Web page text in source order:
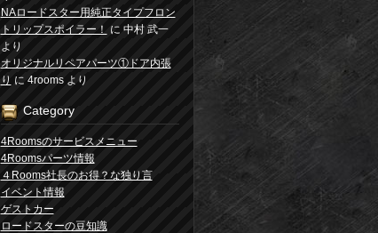
NAロードスター用純正タイプフロン
トリップスポイラー！
に 中村 武一
より
オリジナルリペアパーツ①ドア内張
り に 4roomsより
Category
4Roomsのサービスメニュー
4Roomsパーツ情報
４Rooms社長のお得？な独り言
イベント情報
ゲストカー
ロードスターの豆知識